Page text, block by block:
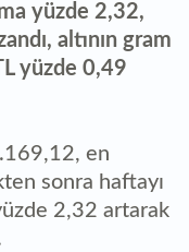
yüzde 2,32,
altının gram
yüzde 0,49
en
sonra haftayı
2,32 artarak